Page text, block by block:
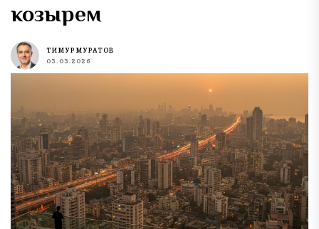
козырем
ТИМУР МУРАТОВ
03.03.2026